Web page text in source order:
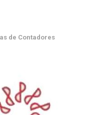
de Contadores